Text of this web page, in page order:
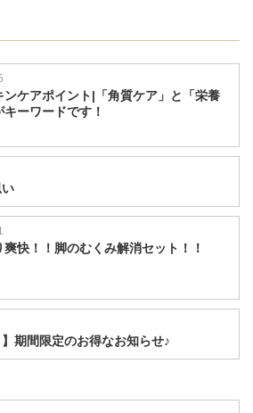
ンケアポイント|「角質ケア」と「栄養
ーワードです！
爽快！！脚のむくみ解消セット！！
】期間限定のお得なお知らせ♪